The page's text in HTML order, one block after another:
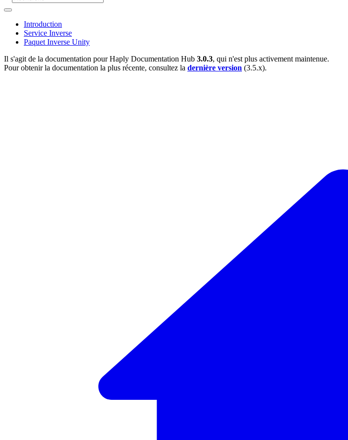
Introduction
Service Inverse
Paquet Inverse Unity
Il s'agit de la documentation pour Haply Documentation Hub 3.0.3, qui n'est plus activement maintenue.
Pour obtenir la documentation la plus récente, consultez la dernière version (3.5.x).